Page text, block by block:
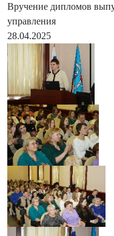
Вручение дипломов
управления
28.04.2025